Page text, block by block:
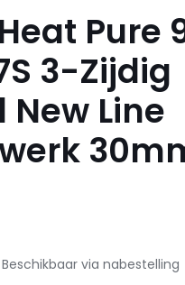
Pure
3-Zijdig
New Line
Beschikbaar via nabestelling